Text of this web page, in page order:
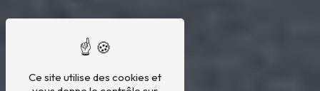
Ce site utilise des cookies et